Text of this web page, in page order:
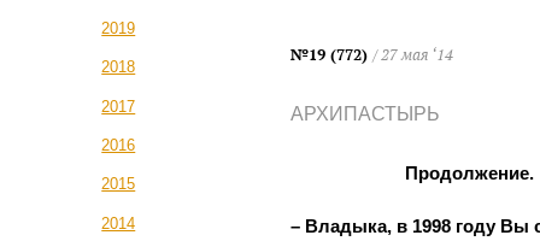
2019
2018
2017
2016
2015
2014
№19 (772) / 27 мая ‘14
АРХИПАСТЫРЬ
Продолжение.
– Владыка, в 1998 году Вы